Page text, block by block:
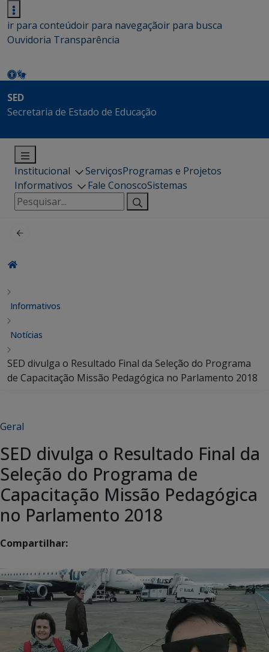
ir para conteúdoir para navegaçãoir para busca
Ouvidoria Transparência
SED
Secretaria de Estado de Educação
Institucional ServiçosProgramas e Projetos
Informativos
Fale ConoscoSistemas
Pesquisar
por:
Informativos
Notícias
SED divulga o Resultado Final da Seleção do Programa
de Capacitação Missão Pedagógica no Parlamento 2018
Geral
SED divulga o Resultado Final da
Seleção do Programa de
Capacitação Missão Pedagógica
no Parlamento 2018
Compartilhar: